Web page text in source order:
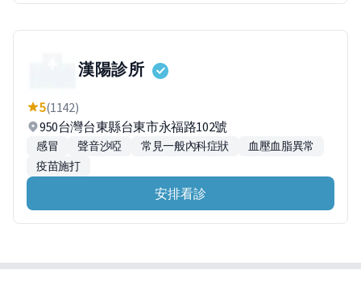
漢陽診所
5(1142)
950台灣台東縣台東市永福路102號
感冒 聲音沙啞 常見一般內科症狀
血壓血脂異常
疫苗施打
安排看診